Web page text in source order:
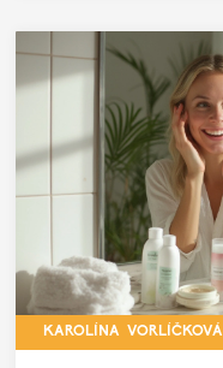
KAROLÍNA VORLÍČKOVÁ